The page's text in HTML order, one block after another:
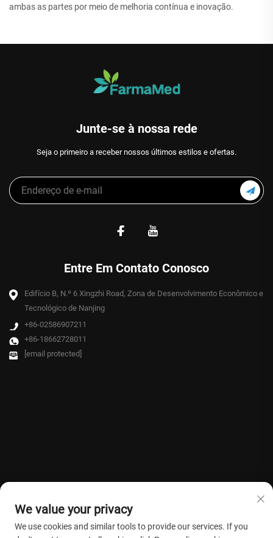
ambas as partes por meio de melhoria contínua e inovação.
Junte-se à nossa rede
Seja o primeiro a receber nossos últimos estilos e ofertas.
Entre Em Contato Conosco
Edifício B, N.º 6 Xingzhi Road, Zona de Desenvolvimento Econômico e
Tecnológico de Nanjing
+86-02586907211
+86-18662728011
[email protected]
We value your privacy
We use cookies and similar tools to provide our services. If you